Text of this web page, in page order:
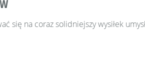
się na coraz solidniejszy wysiłek